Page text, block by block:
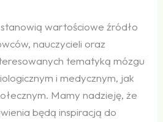
wartościowe źródło
nauczycieli oraz
tematyką mózgu
i medycznym, jak
Mamy nadzieję, że
będą inspiracją do